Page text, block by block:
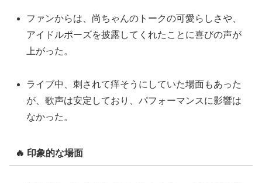
ファンからは、尚ちゃんのトークの可愛らしさや、
アイドルポーズを披露してくれたことに喜びの声が
上がった。
ライブ中、刺されて痒そうにしていた場面もあった
が、歌声は安定しており、パフォーマンスに影響は
なかった。
🔥 印象的な場面